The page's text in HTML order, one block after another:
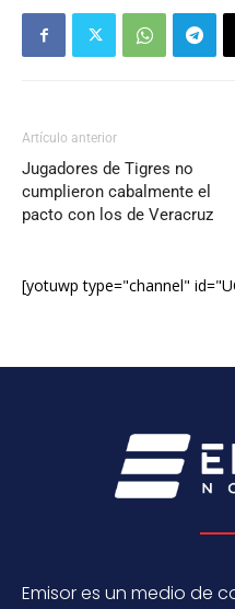
Artículo anterior
Jugadores de Tigres no
cumplieron cabalmente el
pacto con los de Veracruz
[yotuwp type="channel"
Emisor es un medio de